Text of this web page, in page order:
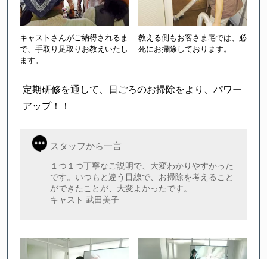
キャストさんがご納得されるま
で、手取り足取りお教えいたし
ます。
教える側もお客さま宅では、 必
死にお掃除しております。
定期研修を通して、日ごろのお掃除をより、パワー
アップ！！
スタッフから一言
１つ１つ丁寧なご説明で、大変わかりやすかった
です。いつもと違う目線で、お掃除を考えること
ができたことが、大変よかったです。
キャスト 武田美子